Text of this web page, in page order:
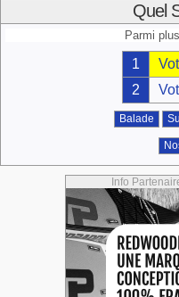
Quel
Parmi
1
2
Balade
Info